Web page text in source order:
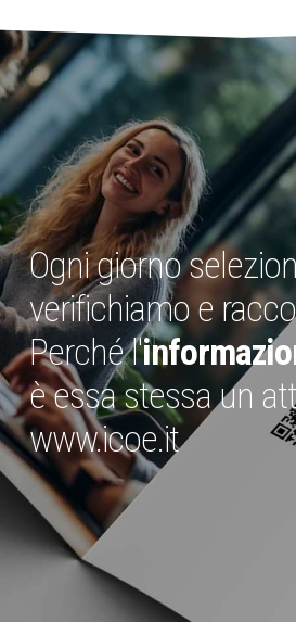
Ogni giorno
verifichiamo e
Perché l'
è essa stessa un
www.icoe.it